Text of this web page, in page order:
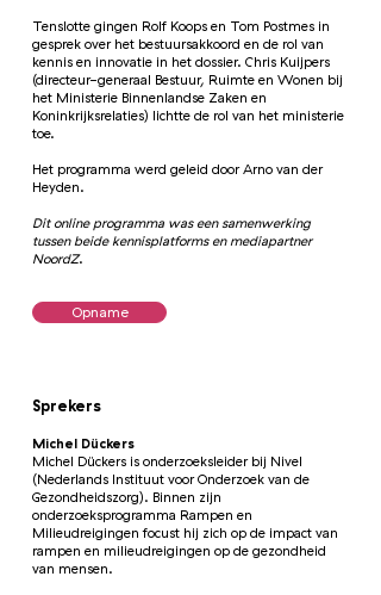
Tenslotte gingen Rolf Koops en Tom Postmes in
gesprek over het bestuursakkoord en de rol van
kennis en innovatie in het dossier. Chris Kuijpers
(directeur-generaal Bestuur, Ruimte en Wonen bij
het Ministerie Binnenlandse Zaken en
Koninkrijksrelaties) lichtte de rol van het ministerie
toe.
Het programma werd geleid door Arno van der
Heyden.
Dit online programma was een samenwerking
tussen beide kennisplatforms en mediapartner
NoordZ.
Opname
Sprekers
Michel Dückers
Michel Dückers is onderzoeksleider bij Nivel
(Nederlands Instituut voor Onderzoek van de
Gezondheidszorg). Binnen zijn
onderzoeksprogramma Rampen en
Milieudreigingen focust hij zich op de impact van
rampen en milieudreigingen op de gezondheid
van mensen.